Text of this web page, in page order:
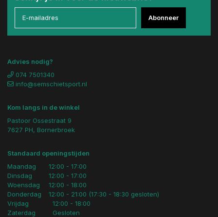
Abonneer
Advies nodig?
074 7501340
info@semschietsport.nl
Kom langs in de winkel
Pastoor Ossestraat 9
7627 PH, Bornerbroek
Standaard openingstijden
Maandag
Dinsdag
Woensdag
Donderdag
12:00 - 17:00
12:00 - 17:00
12:00 - 18:00
12:00 - 21:00 (17:30 - 18:30 gesloten)
Vrijdag
Zaterdag
12:00 - 18:00
Gesloten